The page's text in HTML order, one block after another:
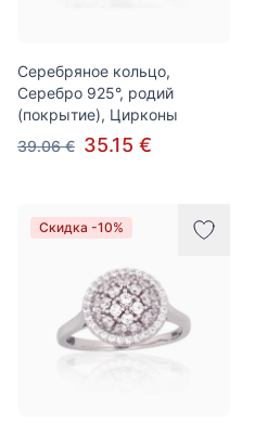
Серебряное кольцо,
Серебро 925°, родий
(покрытие), Цирконы
39.06 € 35.15 €
Скидка -10%